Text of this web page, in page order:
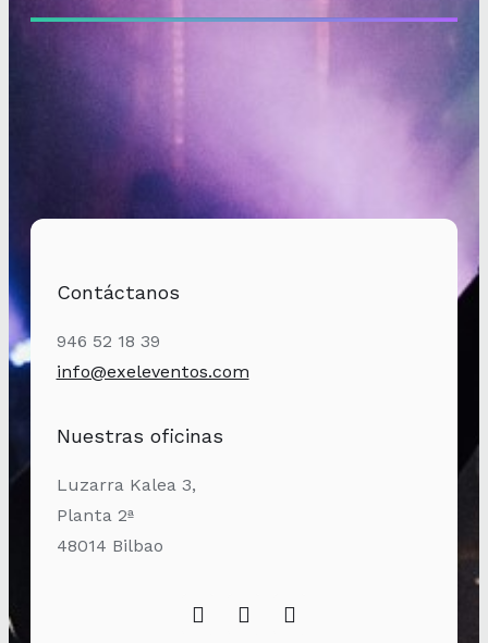
Contáctanos
946 52 18 39
info@exeleventos.com
Nuestras oficinas
Luzarra Kalea 3,
Planta 2ª
48014 Bilbao